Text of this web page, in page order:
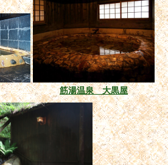
筋湯温泉 大黒屋